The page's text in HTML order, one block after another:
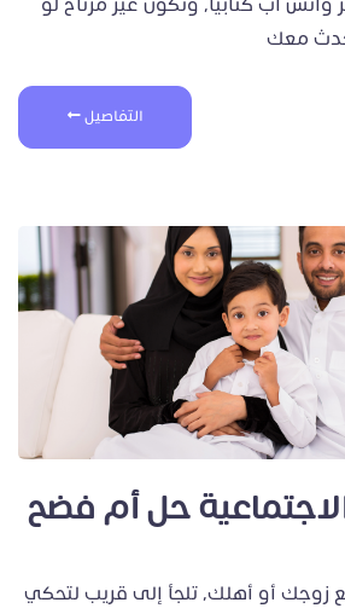
واتس أب كتابيًا، وتكون غير مرتاح لو
معك
التفاصيل
حل أم فضح
زوجك أو أهلك، تلجأ إلى قريب لتحكي